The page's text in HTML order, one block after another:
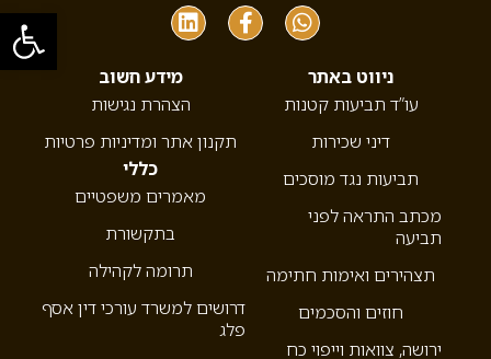
פתח
ניווט באתר
עו”ד תביעות קטנות
דיני שכירות
תביעות נגד מוסכים
מכתב התראה לפני
תביעה
תצהירים ואימות חתימה
חוזים והסכמים
ירושה, צוואות וייפוי כח
מידע חשוב
הצהרת נגישות
תקנון אתר ומדיניות פרטיות
כללי
מאמרים משפטיים
בתקשורת
תרומה לקהילה
דרושים למשרד עורכי דין אסף
פלג